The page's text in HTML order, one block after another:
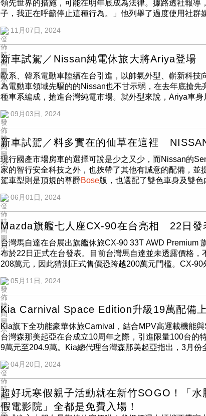
車系及Focus Active Wagon車系最高優惠超過12萬元，
萬元起，指定車型還送1萬配件金、2萬限時購車金、3萬
能市場的Ford Mustang Mach-E最高還享50萬元購車優
輛，雖然仍為銷售冠軍，不過與去年同期相比年減1.7%
Ace、Yaris Cross等車系指定車型，可獲象印烘烤微波爐
bZ4X則現折12萬。 占據品牌掛牌冠軍多年的Toyota也有
耀徵攝）
區號，而LG 43UR78006LK則雖然同樣也要求郵遞區號
慧型電視內部並沒有連接到任何追蹤器，但三星、LG的
外，三星的電視應用程式還請求8項高風險電話權限，包
發言人均表示，他們非常重視客戶的隱私和資料安全，
也存在隱私風險。《Which?》測試了Bose便攜式家庭揚
代）。其中Bose的揚聲器所要求的手機權限最少，但內
Urbanairship的追蹤器。此外，亞馬遜Echo提供了一些選
Google兩家的產品，都沒有提供退出追蹤器選項。為此
全，並讓他們掌控自己的使用體驗。例如，我們為客戶
控制以及設置過程中的提示，同時創建資源來解釋我們的
回應「我們非常重視客戶的隱私，Google的服務與產品
途的透明度。當用戶希望在Google Nest智慧型揚聲器和
模式啟用後，Google Assistant不會顯示或說出個人結果
動。」
統，能自動設定最適切的駕駛姿勢及記憶至多6 組個人化
態、避免疲勞行駛。高階33T AWD直列六缸輕油電性能
配有Nappa真皮座椅搭配雙前座導流式通風功能暨十向
質感材質、菱格紋 Nappa座椅及雙色方向盤設計；也可
白楓木飾板與環車鍍鉻妝點Premium Modern特仕套件。
領先世界的措施，可能在明年底成為法律。據路透社報
子，我正在呼籲停止這種行為。」他列舉了過度使用社
述，以及針對男孩的厭女內容，所對女孩造成的風險，
時候得到這些東西，那可能會是非常困難的時期，我們
於今年提交給澳洲國會，並在獲得立法者批准12個月後
透過立法來限制兒童使用社群媒體，而澳洲所提的措施是
生物識別或政府識別等年齡驗證方法，來強制執行社交媒
阻止兒童使用社群媒體平台，這是一系列措施的一部分
母同意或已經擁有帳戶的兒童，則不會有任何豁免。艾
阻止兒童使用，責任不會落在父母或年輕人身上。通訊
Platforms的Instagram和Facebook，以及字節跳動的
立法的範圍。對此，包括Meta、TikTok、X和Alphabet旗
輕人探索網路中更黑暗、不受監管的部分，恐造成反效
Bose）也說，「我們需要採取平衡的方法來創造適合年
通過禁令來阻止使用。」法國去年提議禁止15歲以下青
該禁令。幾十年來，美國一直要求科技公司取得13歲以
該年齡以下兒童存取其服務。
11月07日, 2024
新車試駕／Nissan純電休旅大將Ariya登場
歐系、韓系電動車陸續在台引進，以帥氣外型、嶄新科
為電動車領域先驅的的Nissan也不甘示弱，在去年底搶
種車系編成，搶進台灣純電市場。就外型來說，Ariya車
動休旅。外觀延續概念車「流線動感」的前衛設計，讓
是黑色大面積盾型護罩，搭配日式組子（Kumiko）日式
貫式LED尾燈，頂上一體式擾流尾翼與後保桿皆採用運
Ariya的辨識度。（圖／劉耿豪攝）拉開車門可以發現，
精緻日式美學為主軸，在黑色主題鋪陳下，結合木紋感知
定行車模式和e-Pedal功能，不僅提高與其他車款的差異
版面相當有質感，令人印象深刻。（圖／劉耿豪攝）中
劉耿豪攝）Ariya全車系標配雙12.3吋螢幕，不僅在操作
此外，全車系也享有無線手機充電座、雙區獨立恆溫空
HUD抬頭顯示器、皮革材質零重力紓壓座椅、雙前座電動
手機充電座。（圖／劉耿豪攝）後座不僅有出風口，還
2個手套箱，增強空間的運用；行李廂空間容量可達466
多電動尾門，更加便利、實用。行李廂空間達466公升，
是，增程版還有電動前後滑移中央扶手座，也就是中央
什麼用？」不過當天在停車時，碰巧遇到沒辦法從駕駛座
駕下車，才發現原來這麼方便。中央扶手座可以前後挪
Ariya均採用單馬達前驅配置，增程版車型搭載91 kWh鋰
公里的續航里程，日常通勤、外出旅遊都很足夠，不會
至80%充電。Ariya增程版車型搭載91 kWh鋰電池組，最
路可以發現，Ariya油門踩起來十分線性、順暢，尤其當
坡、加速超車時，動力輸出更直接；重點是，受惠於
內非常寧靜。在此同時，Ariya全車系配有Level 2等級的
Sport模式時，輸出更直接，而且車輛非常安靜。（圖／
系統。（圖／劉耿豪攝）整體來說，Ariya更優異的續航
旅戰力的風範，雖然在科技層面並不特別突出，不過車
配額，在預售啟動後已經賣出超過150台，有興趣的消費
已經在預售啟動後，售出超過150台。（圖／劉耿豪攝）
09月03日, 2024
新車試駕／料多實在的仙草在這裡
現行國產市場房車的選擇可說是少之又少，而Nissan的
家的智行安全科技之外，也挾帶了其他有誠意的配備，並
駕車型則是頂規的尊爵Bose版，也選配了雙色車身及雙
配置，讓Sentra更具跑格感受（圖／黃威彬攝）。此次
新的前保桿造型，加上新世代的V-Motion鍍鉻水箱護罩
近光自動切換功能。接著目沿著TWO TONE雙色車身往
可說是相當有特色。車燈採用了上下分層的LED光源配置
Sentra更具辨識性（圖／黃威彬攝）。全新17吋雙色鋁圈
陳，使用軟質塑料和皮革材質包覆整個駕艙，並擁有全
中央7吋螢幕配置，能夠顯示多種行車資訊。中控台也跟
無線AppleCarPlay及AndroidAuto連線，並配備了360度
為雙區恆溫空調系統。在中央鞍座配有兩個USB-C的充
娛樂部份此車標配了八支揚聲器的
Premium Sound
3DRelax超軟質紓壓護脊座椅，使支撐性及舒適性都有
超寬敞的後座空間，即使三個座位都乘坐成員，依舊擁有
用，更擁有媲美了休旅車等級的560L的大容量。除此之
開關80cm內就會作動，甚至車鑰匙在60m內的距離可遙
鋪陳，並以大面積皮革打造，使豪華感受倍增（圖／黃
Auto（圖／黃威彬攝）。儀表採用了一具7吋螢幕，及兩
載了8支 BOSE 揚聲器，使視聽娛樂更上層樓（圖／黃威
黃威彬攝）。在動力部分，Sentra了搭載1.6升HR16 K2
133hp/6300rpm與最大扭力16.2kgm/4000rpm，搭配X-
後，路面感受為清晰，並且搭載優化過的後傾角及EPS
主動全時防護系統，能偵測路面狀況，透過AEB主動引擎
動比例及增加煞車力道的控制，使彎道路面的行車更加沉
06月01日, 2024
Mazda旗艦七人座CX-90在台亮相 22日發
台灣馬自達在台展出旗艦休旅CX-90 33T AWD Premium
布於22日正式在台發表。目前台灣馬自達並未透露價格
208萬元，因此猜測正式售價恐跨越200萬元門檻。CX-
感；車側以俐落車身線條勾勒結合短前懸的車身比例，
室以環艙金屬飾條結合LED環艙照明，搭配Nappa真皮座
列六缸渦輪增壓引擎及48V輕油電技術，配置馬自達自行
345ps/51kgm動力輸出，更繳出 12.2公里的平均油耗表
舒適的乘車體驗，也提升後行李廂空間收納機能，結合第
鬆進出，展現靈活機能。首度登場的33T AWD Premium
標配前座雙區／後座獨立恆溫空調與第三排獨立出風口
數位多功能儀表、12.3吋中央資訊顯示幕與可投影智慧型
整呈現行車資訊，搭配12支揚聲器的
環繞音響系
車室以環艙金屬飾條結合 LED 環艙照明，搭配觸感溫潤
05月11日, 2024
Kia Carnival Space Edition升級19萬配備
Kia旗下全功能豪華休旅Carnival，結合MPV高運載機能
台灣森那美起亞在台成立10周年之際，引進限量100台
9萬元至204.9萬。Kia總代理台灣森那美起亞指出，3月份
度銷售破千台的佳績；其中，Kia商用車卡旺以276台領
以年增57%的表現，榮登成長最快速進口車品牌。
原本頂級車型獨有的12支揚聲器BOSE環繞音響系統，同
音觸控系統。此外，雙前座搭載8向電動可調式座椅，並
Carnival Space Edition搭載Smartstream 2.2升渦輪增壓
配E-SHIFT八速電子旋鈕排檔系統，並搭載Drive Mode可
04月20日, 2024
超好玩寒假親子活動就在新竹SOGO！「
假電影院」全都是免費入場！